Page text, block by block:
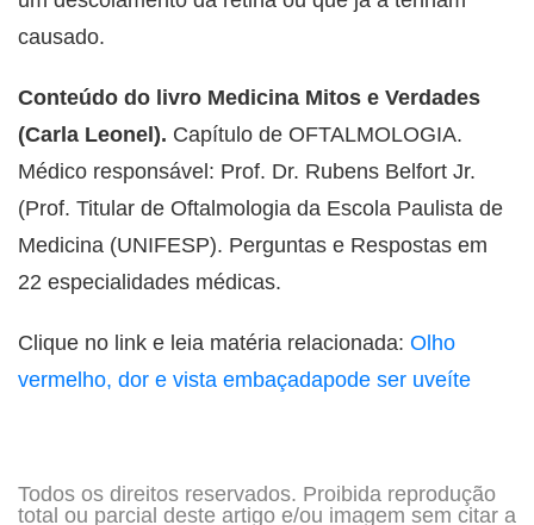
causado.
Conteúdo do livro Medicina Mitos e Verdades
(Carla Leonel). Capítulo de OFTALMOLOGIA.
Médico responsável: Prof. Dr. Rubens Belfort Jr.
(Prof. Titular de Oftalmologia da Escola Paulista de
Medicina (UNIFESP). Perguntas e Respostas em
22 especialidades médicas.
Clique no link e leia matéria relacionada: Olho
vermelho, dor e vista embaçadapode ser uveíte
Todos os direitos reservados. Proibida reprodução
total ou parcial deste artigo e/ou imagem sem citar a